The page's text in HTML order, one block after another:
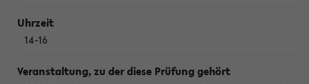
14-16